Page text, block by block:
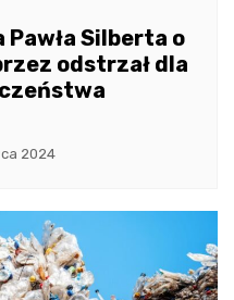
Silberta o
odstrzał dla
2024